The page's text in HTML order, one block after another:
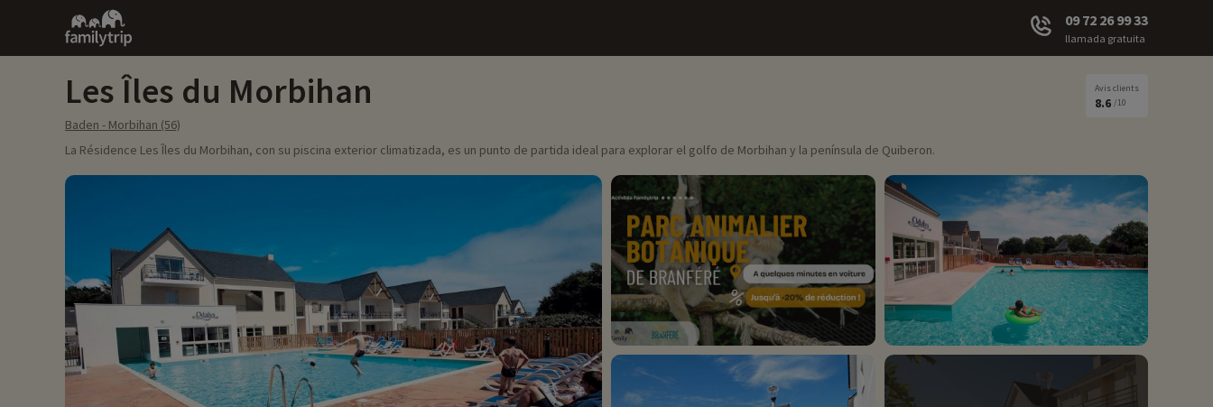
Family
trip
09 72 26 99 33
llamada gratuita
Les Îles du Morbihan
Baden - Morbihan (56)
Avis clients
8.6 /10
La Résidence Les Îles du Morbihan, con su piscina exterior climatizada, es un punto de partida ideal para explorar el golfo de Morbihan y la península de Quiberon.